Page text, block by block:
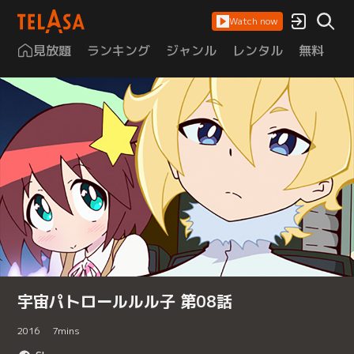
Watch now
見放題 ランキング ジャンル レンタル 無料
宇宙パトロールルル子 第08話
2016 7mins